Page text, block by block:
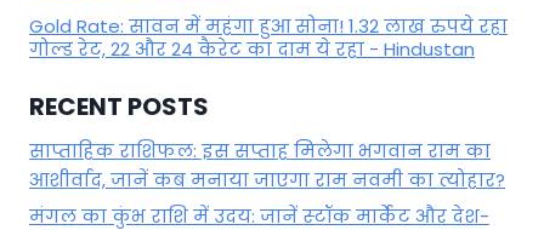
Gold Rate: सावन में महंगा हुआ सोना! 1.32 लाख रुपये रहा
गोल्ड रेट, 22 और 24 कैरेट का दाम ये रहा - Hindustan
RECENT POSTS
साप्ताहिक राशिफल: इस सप्ताह मिलेगा भगवान राम का
आशीर्वाद, जानें कब मनाया जाएगा राम नवमी का त्योहार?
मंगल का कुंभ राशि में उदय: जानें स्‍टॉक मार्केट और देश-